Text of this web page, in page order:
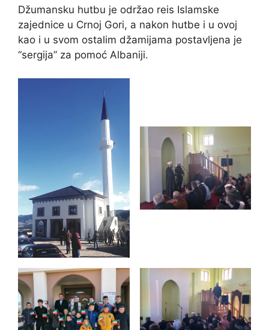
Džumansku hutbu je održao reis Islamske
zajednice u Crnoj Gori, a nakon hutbe i u ovoj
kao i u svom ostalim džamijama postavljena je
“sergija” za pomoć Albaniji.